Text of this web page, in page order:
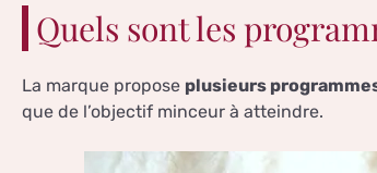
Quels sont les
La marque propose plusieurs
que de l’objectif minceur à atteindre.